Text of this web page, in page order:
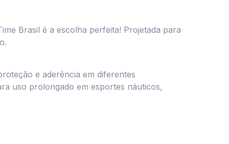
Brasil é a escolha perfeita! Projetada para
e aderência em diferentes
uso prolongado em esportes náuticos,